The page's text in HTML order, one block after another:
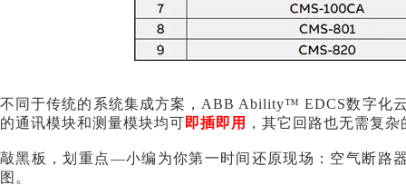
不同于传统的系统集成方案， ABB Ability™ EDCS数字化
的通讯模块和测量模块均可即插即用 ，其它回路也无需复
敲黑板，划重点—小编为你第一时间还原现场：空气断路
图。